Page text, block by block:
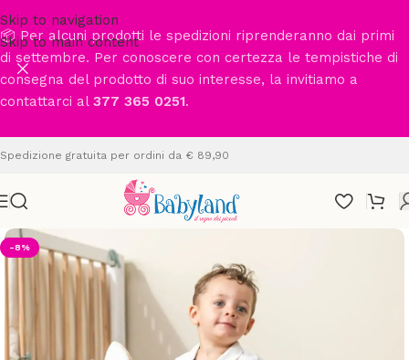
Skip to navigation
Skip to main content
📦 Per alcuni prodotti le spedizioni riprenderanno dai primi
di settembre. Per conoscere con certezza le tempistiche di
consegna del prodotto di suo interesse, la invitiamo a
contattarci al 377 365 0251.
Spedizione gratuita per ordini da € 89,90
-8%